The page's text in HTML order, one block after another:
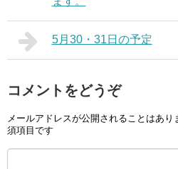
5月30・31日の予定
コメントをどうぞ
メールアドレスが公開されることはあり
須項目です